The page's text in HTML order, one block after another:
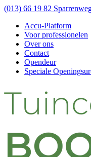
(013) 66 19 82
Accu-Platform
Voor professionelen
Over ons
Contact
Opendeur
Speciale